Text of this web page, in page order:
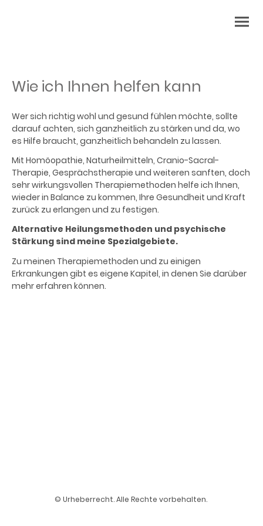
Wie ich Ihnen helfen kann
Wer sich richtig wohl und gesund fühlen möchte, sollte
darauf achten, sich ganzheitlich zu stärken und da, wo
es Hilfe braucht, ganzheitlich behandeln zu lassen.
Mit Homöopathie, Naturheilmitteln, Cranio-Sacral-
Therapie, Gesprächstherapie und weiteren sanften, doch
sehr wirkungsvollen Therapiemethoden helfe ich Ihnen,
wieder in Balance zu kommen, Ihre Gesundheit und Kraft
zurück zu erlangen und zu festigen.
Alternative Heilungsmethoden und psychische
Stärkung sind meine Spezialgebiete.
Zu meinen Therapiemethoden und zu einigen
Erkrankungen gibt es eigene Kapitel, in denen Sie darüber
mehr erfahren können.
© Urheberrecht. Alle Rechte vorbehalten.